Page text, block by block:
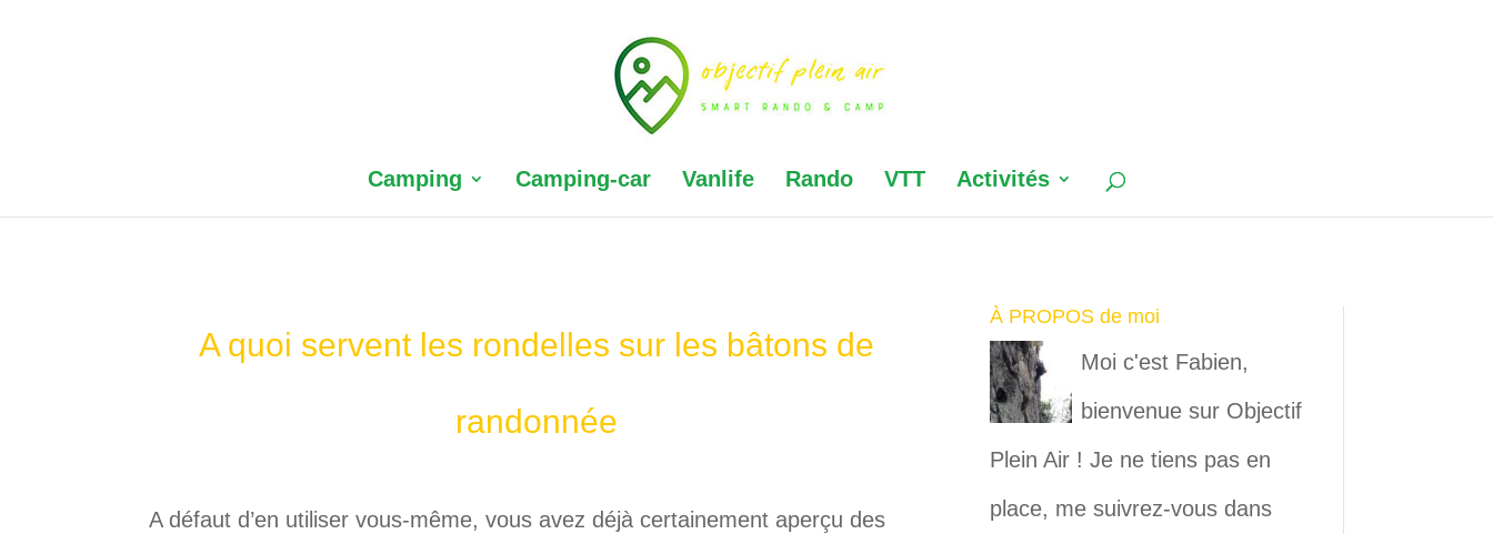
Camping Camping-car Vanlife Rando VTT Activités
A quoi servent les rondelles sur les bâtons de
randonnée
A défaut d’en utiliser vous-même, vous avez déjà certainement aperçu des
À PROPOS de moi
Moi c'est Fabien,
bienvenue sur Objectif
Plein Air ! Je ne tiens pas en
place, me suivrez-vous dans